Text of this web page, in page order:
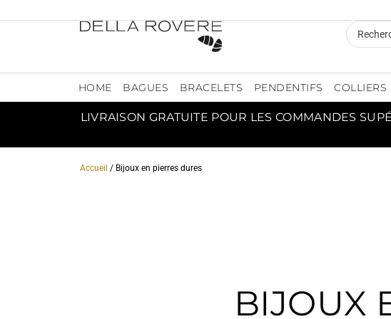
HOME BAGUES BRACELETS PENDENTIFS COLLIERS
LIVRAISON GRATUITE POUR LES COMMANDES
Accueil / Bijoux en pierres dures
BIJOUX